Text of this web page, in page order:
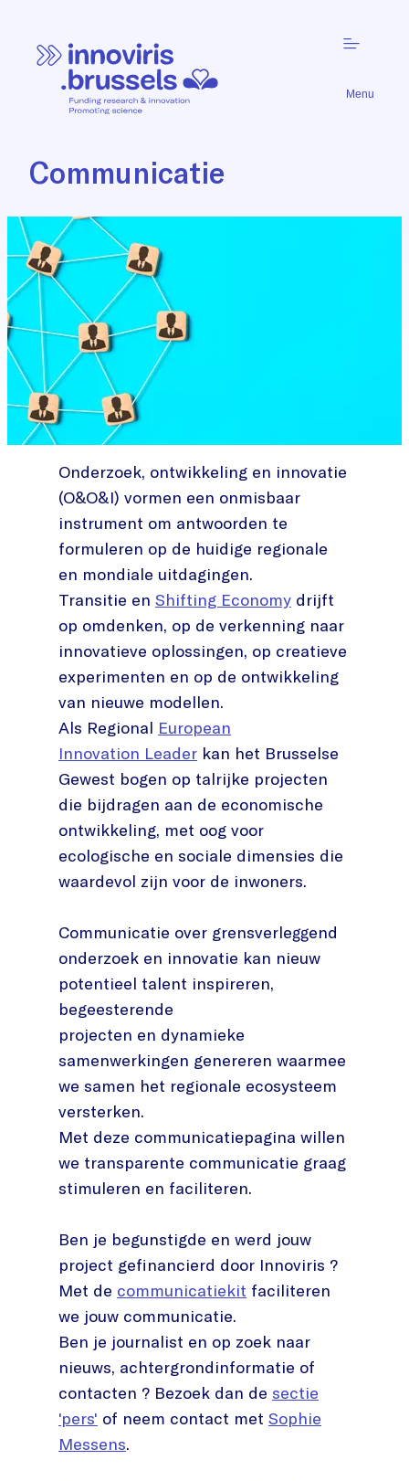
Menu
Communicatie
Onderzoek, ontwikkeling en innovatie
(O&O&I) vormen een onmisbaar
instrument om antwoorden te
formuleren op de huidige regionale
en mondiale uitdagingen.
Transitie en Shifting Economy drijft
op omdenken, op de verkenning naar
innovatieve oplossingen, op creatieve
experimenten en op de ontwikkeling
van nieuwe modellen.
Als Regional European
Innovation Leader kan het Brusselse
Gewest bogen op talrijke projecten
die bijdragen aan de economische
ontwikkeling, met oog voor
ecologische en sociale dimensies die
waardevol zijn voor de inwoners.
Communicatie over grensverleggend
onderzoek en innovatie kan nieuw
potentieel talent inspireren,
begeesterende
projecten en dynamieke
samenwerkingen genereren waarmee
we samen het regionale ecosysteem
versterken.
Met deze communicatiepagina willen
we transparente communicatie graag
stimuleren en faciliteren.
Ben je begunstigde en werd jouw
project gefinancierd door Innoviris ?
Met de communicatiekit faciliteren
we jouw communicatie.
Ben je journalist en op zoek naar
nieuws, achtergrondinformatie of
contacten ? Bezoek dan de sectie
'pers' of neem contact met Sophie
Messens.